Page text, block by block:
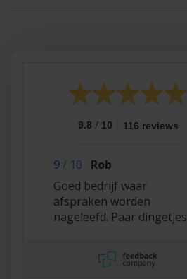
9.8 / 10 116 reviews
9/ 10
Rob
Goed bedrijf waar
afspraken worden
nageleefd. Paar dingetjes
korting gekregen. Duurde
lang eer ik de sleutel